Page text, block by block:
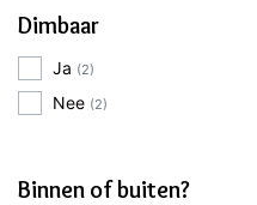
Dimbaar
Ja (2)
Nee (2)
Binnen of buiten?